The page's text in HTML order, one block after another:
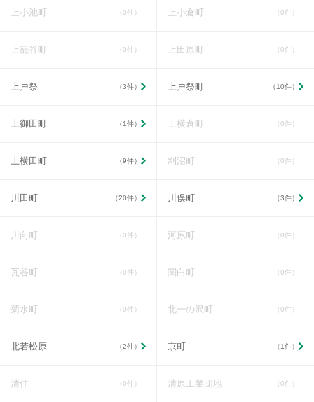
上小池町 （0件） 上小倉町 （0件）
上籠谷町 （0件） 上田原町 （0件）
上戸祭 （3件） 上戸祭町 （10件）
上御田町 （1件） 上横倉町 （0件）
上横田町 （9件） 刈沼町 （0件）
川田町 （20件） 川俣町 （3件）
川向町 （0件） 河原町 （0件）
瓦谷町 （0件） 関白町 （0件）
菊水町 （0件） 北一の沢町 （0件）
北若松原 （2件） 京町 （1件）
清住 （0件） 清原工業団地 （0件）